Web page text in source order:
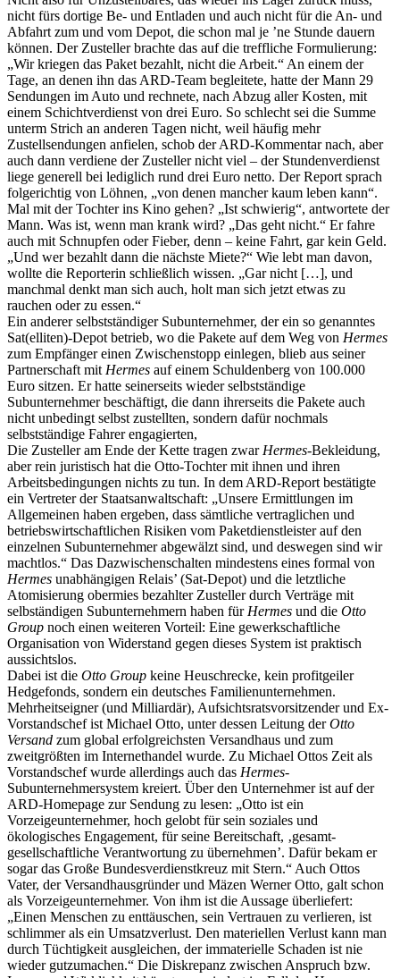
nicht fürs dortige Be- und Entladen und auch nicht für die An- und
Abfahrt zum und vom Depot, die schon mal je ’ne Stunde dauern
können. Der Zusteller brachte das auf die treffliche Formulierung:
„Wir kriegen das Paket bezahlt, nicht die Arbeit.“ An einem der
Tage, an denen ihn das ARD-Team begleitete, hatte der Mann 29
Sendungen im Auto und rechnete, nach Abzug aller Kosten, mit
einem Schichtverdienst von drei Euro. So schlecht sei die Summe
unterm Strich an anderen Tagen nicht, weil häufig mehr
Zustellsendungen anfielen, schob der ARD-Kommentar nach, aber
auch dann verdiene der Zusteller nicht viel – der Stundenverdienst
liege generell bei lediglich rund drei Euro netto. Der Report sprach
folgerichtig von Löhnen, „von denen mancher kaum leben kann“.
Mal mit der Tochter ins Kino gehen? „Ist schwierig“, antwortete der
Mann. Was ist, wenn man krank wird? „Das geht nicht.“ Er fahre
auch mit Schnupfen oder Fieber, denn – keine Fahrt, gar kein Geld.
„Und wer bezahlt dann die nächste Miete?“ Wie lebt man davon,
wollte die Reporterin schließlich wissen. „Gar nicht […], und
manchmal denkt man sich auch, holt man sich jetzt etwas zu
rauchen oder zu essen.“
Ein anderer selbstständiger Subunternehmer, der ein so genanntes
Sat(elliten)-Depot betrieb, wo die Pakete auf dem Weg von Hermes
zum Empfänger einen Zwischenstopp einlegen, blieb aus seiner
Partnerschaft mit Hermes auf einem Schuldenberg von 100.000
Euro sitzen. Er hatte seinerseits wieder selbstständige
Subunternehmer beschäftigt, die dann ihrerseits die Pakete auch
nicht unbedingt selbst zustellten, sondern dafür nochmals
selbstständige Fahrer engagierten,
Die Zusteller am Ende der Kette tragen zwar Hermes-Bekleidung,
aber rein juristisch hat die Otto-Tochter mit ihnen und ihren
Arbeitsbedingungen nichts zu tun. In dem ARD-Report bestätigte
ein Vertreter der Staatsanwaltschaft: „Unsere Ermittlungen im
Allgemeinen haben ergeben, dass sämtliche vertraglichen und
betriebswirtschaftlichen Risiken vom Paketdienstleister auf den
einzelnen Subunternehmer abgewälzt sind, und deswegen sind wir
machtlos.“ Das Dazwischenschalten mindestens eines formal von
Hermes unabhängigen Relais’ (Sat-Depot) und die letztliche
Atomisierung obermies bezahlter Zusteller durch Verträge mit
selbständigen Subunternehmern haben für Hermes und die Otto
Group noch einen weiteren Vorteil: Eine gewerkschaftliche
Organisation von Widerstand gegen dieses System ist praktisch
aussichtslos.
Dabei ist die Otto Group keine Heuschrecke, kein profitgeiler
Hedgefonds, sondern ein deutsches Familienunternehmen.
Mehrheitseigner (und Milliardär), Aufsichtsratsvorsitzender und Ex-
Vorstandschef ist Michael Otto, unter dessen Leitung derOtto
Versand zum global erfolgreichsten Versandhaus und zum
zweitgrößten im Internethandel wurde. Zu Michael Ottos Zeit als
Vorstandschef wurde allerdings auch das Hermes-
Subunternehmersystem kreiert. Über den Unternehmer ist auf der
ARD-Homepage zur Sendung zu lesen: „Otto ist ein
Vorzeigeunternehmer, hoch gelobt für sein soziales und
ökologisches Engagement, für seine Bereitschaft, ‚gesamt-
gesellschaftliche Verantwortung zu übernehmen’. Dafür bekam er
sogar das Große Bundesverdienstkreuz mit Stern.“ Auch Ottos
Vater, der Versandhausgründer und Mäzen Werner Otto, galt schon
als Vorzeigeunternehmer. Von ihm ist die Aussage überliefert:
„Einen Menschen zu enttäuschen, sein Vertrauen zu verlieren, ist
schlimmer als ein Umsatzverlust. Den materiellen Verlust kann man
durch Tüchtigkeit ausgleichen, der immaterielle Schaden ist nie
wieder gutzumachen.“ Die Diskrepanz zwischen Anspruch bzw.